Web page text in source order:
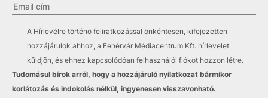
A Hírlevélre történő feliratkozással önkéntesen, kifejezetten
hozzájárulok ahhoz, a Fehérvár Médiacentrum Kft. hírlevelet
küldjön, és ehhez kapcsolódóan felhasználói fiókot hozzon létre.
Tudomásul bírok arról, hogy a hozzájáruló nyilatkozat bármikor
korlátozás és indokolás nélkül, ingyenesen visszavonható.